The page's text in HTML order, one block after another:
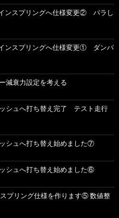
ンスプリングへ仕様変更② バラし
ンスプリングへ仕様変更① ダンパ
減衰力設定を考える
シュへ打ち替え完了 テスト走行
シュへ打ち替え始めました⑦
シュへ打ち替え始めました⑥
プリング仕様を作ります⑤ 数値整